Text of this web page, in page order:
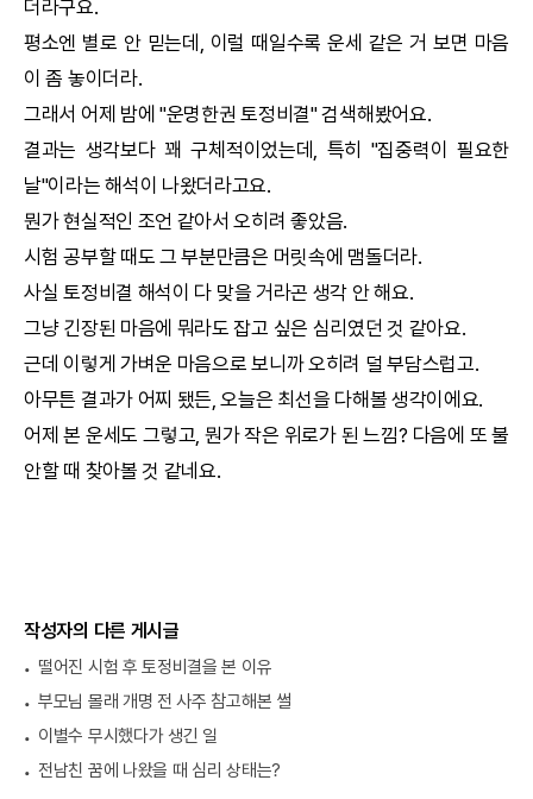
문의사항
더라구요.
평소엔 별로 안 믿는데, 이럴 때일수록 운세 같은 거 보면 마음
이 좀 놓이더라.
그래서 어제 밤에 "운명한권 토정비결" 검색해봤어요.
결과는 생각보다 꽤 구체적이었는데, 특히 "집중력이 필요한
날"이라는 해석이 나왔더라고요.
뭔가 현실적인 조언 같아서 오히려 좋았음.
시험 공부할 때도 그 부분만큼은 머릿속에 맴돌더라.
사실토정비결 해석이 다 맞을 거라곤 생각 안 해요.
그냥 긴장된 마음에 뭐라도 잡고 싶은 심리였던 것 같아요.
근데 이렇게 가벼운 마음으로 보니까 오히려 덜 부담스럽고.
아무튼 결과가 어찌 됐든, 오늘은 최선을 다해볼 생각이에요.
어제 본 운세도 그렇고, 뭔가 작은 위로가 된 느낌? 다음에 또 불
안할 때 찾아볼 것 같네요.
작성자의 다른 게시글
떨어진 시험 후 토정비결을 본 이유
부모님 몰래 개명 전 사주 참고해본 썰
이별수 무시했다가 생긴 일
전남친 꿈에 나왔을 때 심리 상태는?